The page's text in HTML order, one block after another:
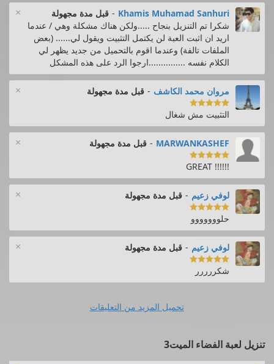
× Khamis Muhamad Sanhuri
- قبل مدة مجهولة
شكرا تم التنزيل بنجاح .....ولكن هناك مشكلة وهي / عندما
اريد ان اثبت العبة لن يكتمل التثبيت ويقول لي...... (بعض
الملفات تالفة) وعندما اقوم بالتحميل من جديد يظهر لي
الكلام نفسه ...............ارجوا الرد على هذه المشكل
× مروان محمد الكاشف - قبل مدة مجهولة

التثبيت مش شغال
× MARWANKASHEF
- قبل مدة مجهولة

!!!!!! GREAT
× لوفي زعيم - قبل مدة مجهولة

حلووووووو
× لوفي زعيم - قبل مدة مجهولة

شكررررر
تحميل المزيد من التعليقات
تنزيل لعبة الفضاء الميت3